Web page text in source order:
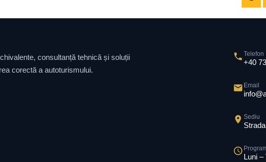
consultanță tehnică și soluții
corectă a autoturismului.
Telefon
+40
Email
Sediu
Luni –